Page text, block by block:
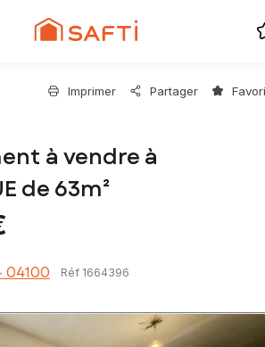
Imprimer Partager
à vendre à
de 63m²
04100 Réf 1664396